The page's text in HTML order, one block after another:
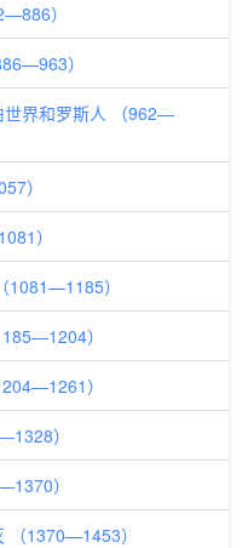
）
）
世界和罗斯人 （962—
）
）
1081—1185）
）
）
）
）
（1370—1453）